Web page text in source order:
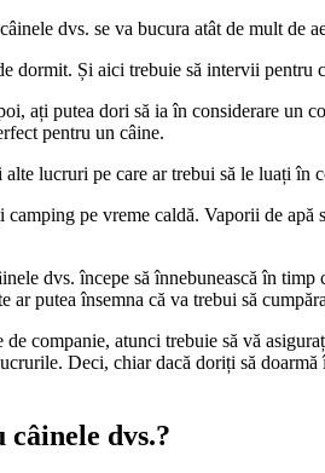
dvs. se va bucura atât de mult de
dormit. Și aici trebuie să intervii
ați putea dori să ia în considerare
pentru un câine.
lucruri pe care ar trebui să le luați în
pe vreme caldă. Vaporii de
dvs. începe să înnebunească în
putea însemna că va trebui să
de companie, atunci trebuie să vă
Deci, chiar dacă doriți să
dvs.?